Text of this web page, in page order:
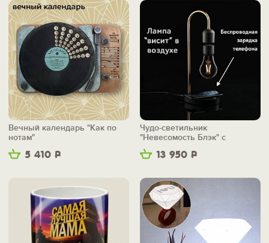
5 410 Р
Вечный календарь "Как по
нотам"
13 950 Р
Чудо-светильник
"Невесомость Блэк" с
беспроводной зарядкой